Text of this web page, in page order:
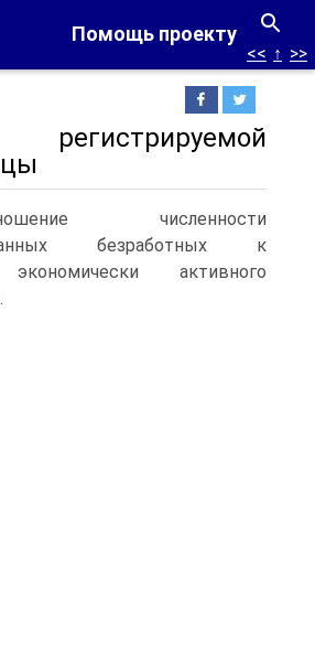
Помощь проекту
<< ↑ >>
регистрируемой
численности
безработных к
экономически активного